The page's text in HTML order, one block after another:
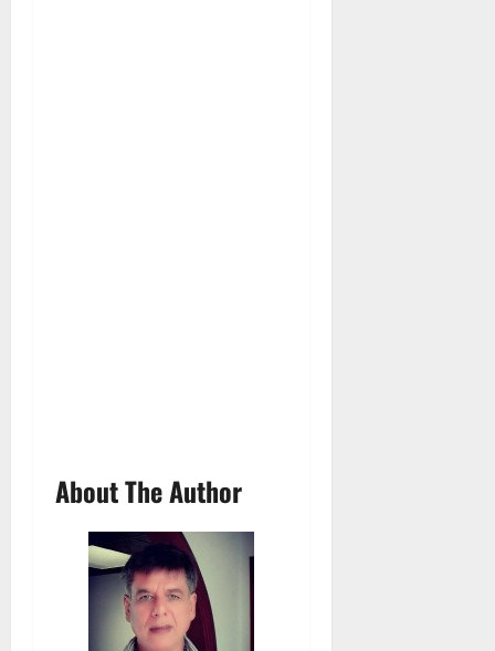
About The Author